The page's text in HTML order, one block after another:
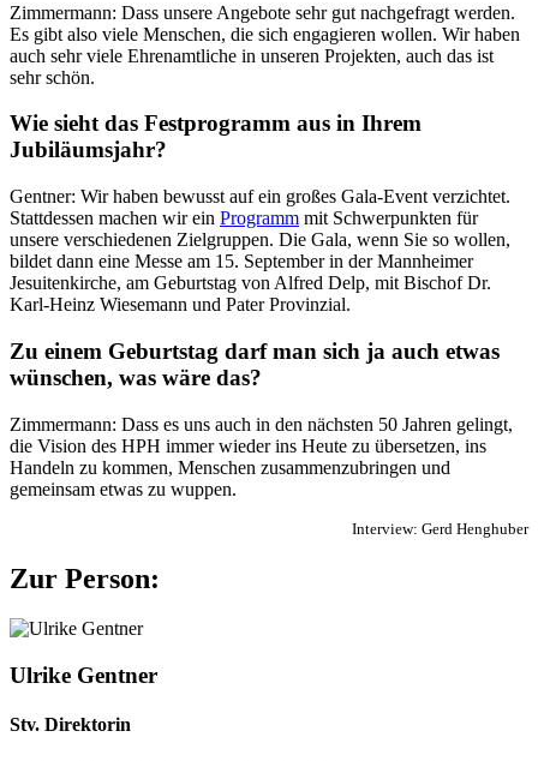
Zimmermann: Dass unsere Angebote sehr gut nachgefragt werden.
Es gibt also viele Menschen, die sich engagieren wollen. Wir haben
auch sehr viele Ehrenamtliche in unseren Projekten, auch das ist
sehr schön.
Wie sieht das Festprogramm aus in Ihrem
Jubiläumsjahr?
Gentner: Wir haben bewusst auf ein großes Gala-Event verzichtet.
Stattdessen machen wir ein Programm mit Schwerpunkten für
unsere verschiedenen Zielgruppen. Die Gala, wenn Sie so wollen,
bildet dann eine Messe am 15. September in der Mannheimer
Jesuitenkirche, am Geburtstag von Alfred Delp, mit Bischof Dr.
Karl-Heinz Wiesemann und Pater Provinzial.
Zu einem Geburtstag darf man sich ja auch etwas
wünschen, was wäre das?
Zimmermann: Dass es uns auch in den nächsten 50 Jahren gelingt,
die Vision des HPH immer wieder ins Heute zu übersetzen, ins
Handeln zu kommen, Menschen zusammenzubringen und
gemeinsam etwas zu wuppen.
Interview: Gerd Henghuber
Zur Person:
Ulrike Gentner
Stv. Direktorin